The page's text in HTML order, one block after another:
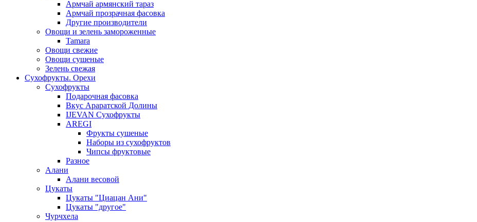
Армчай армянский тараз
Армчай прозрачная фасовка
Другие производители
Овощи и зелень замороженные
Tamara
Овощи свежие
Овощи сушеные
Зелень свежая
Сухофрукты. Орехи
Сухофрукты
Подарочная фасовка
Вкус Араратской Долины
IJEVAN Сухофрукты
AREGI
Фрукты сушеные
Наборы из сухофруктов
Чипсы фруктовые
Разное
Алани
Алани весовой
Цукаты
Цукаты "Циацан Ани"
Цукаты "другое"
Чурчхела